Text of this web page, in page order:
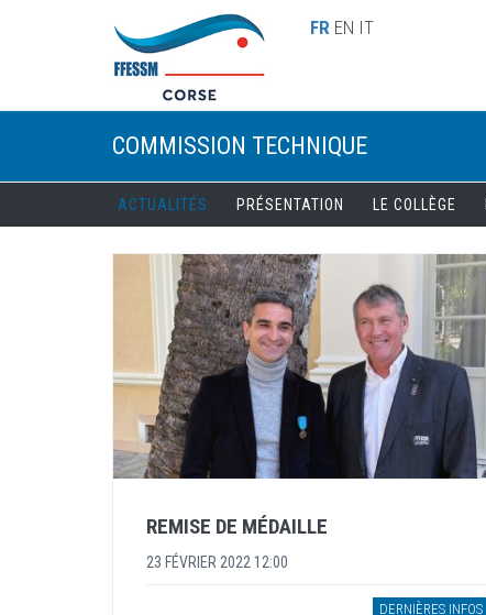
FR EN IT
COMMISSION TECHNIQUE
ACTUALITÉS PRÉSENTATION LE COLLÈGE
REMISE DE MÉDAILLE
23 FÉVRIER 2022 12:00
DERNIÈRES INFOS